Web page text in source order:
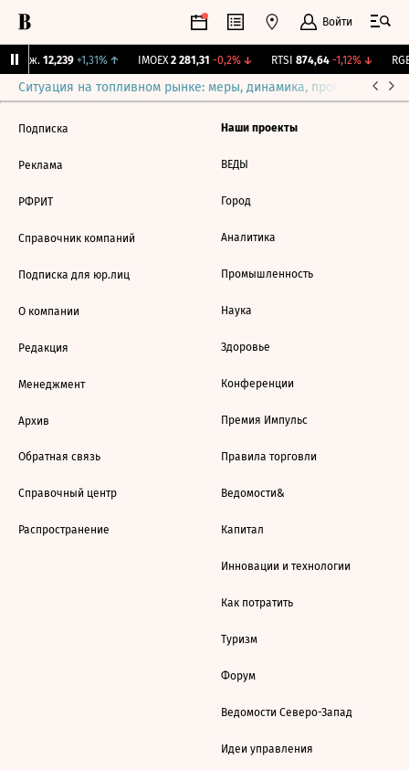
Войти
Бирж. 12,239 +1,31%↑ IMOEX 2 281,31 -0,2%↓ RTSI 874,64 -1,12%↓
Ситуация на топливном рынке: меры, динамика, прогнозы
Подписка
Реклама
РФРИТ
Справочник компаний
Подписка для юр.лиц
О компании
Редакция
Менеджмент
Архив
Обратная связь
Справочный центр
Распространение
Наши проекты
ВЕДЫ
Город
Аналитика
Промышленность
Наука
Здоровье
Конференции
Премия Импульс
Правила торговли
Ведомости&
Капитал
Инновации и технологии
Как потратить
Туризм
Форум
Ведомости Северо-Запад
Идеи управления